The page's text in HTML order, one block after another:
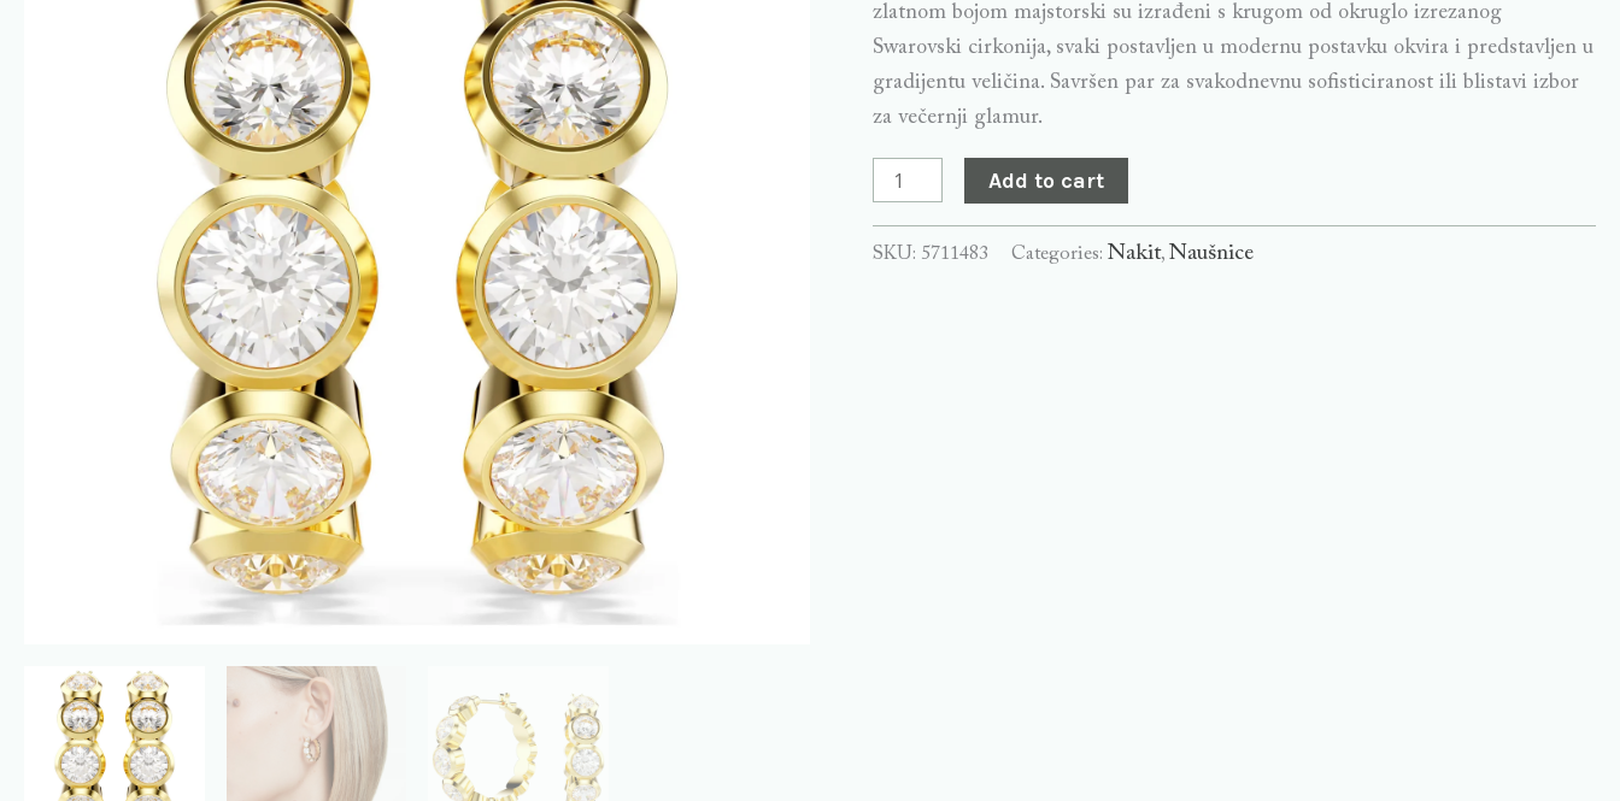
zlatnom bojom majstorski su izrađeni s krugom od okruglo izrezanog
Swarovski cirkonija, svaki postavljen u modernu postavku okvira i predstavljen u
gradijentu veličina. Savršen par za svakodnevnu sofisticiranost ili blistavi izbor
za večernji glamur.
quantity
Add to cart
SKU: 5711483 Categories:Nakit,Naušnice